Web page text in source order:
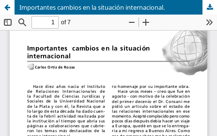
Importantes cambios en la situación internacional.